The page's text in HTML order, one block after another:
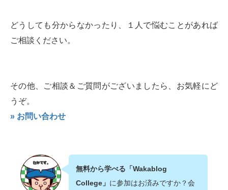
どうしても分からなかったり、１人で悩むことがあれば
ご相談ください。
その他、ご相談＆ご質問がございましたら、お気軽にど
うぞ。
» お問い合わせ
無料から学べる「Wakablog
College」 に参加はお済みですか？会